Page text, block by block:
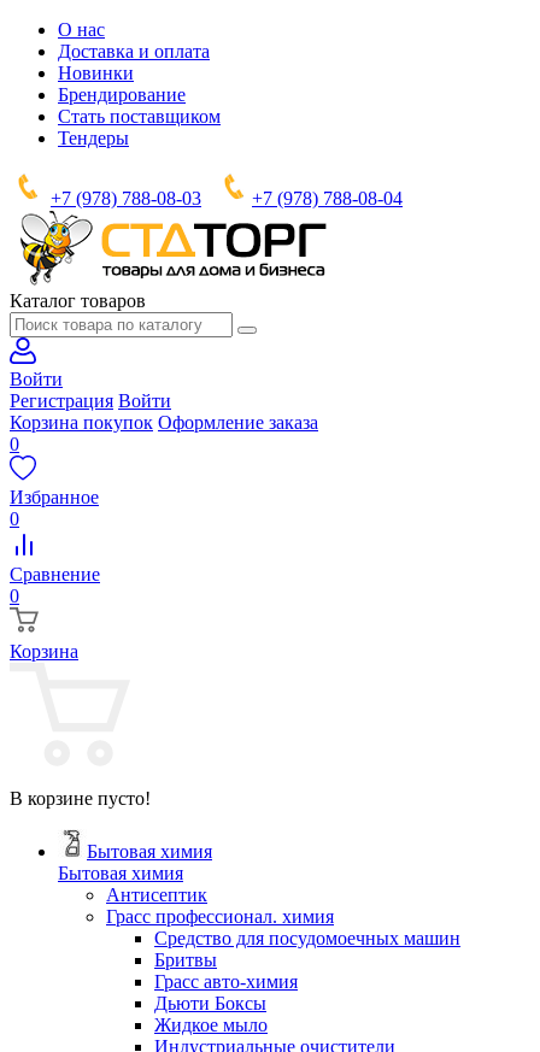
О нас
Доставка и оплата
Новинки
Брендирование
Стать поставщиком
Тендеры
+7 (978) 788-08-03 +7 (978) 788-08-04
Каталог товаров
Войти
Регистрация Войти
Корзина покупок Оформление заказа
0
Избранное
0
Сравнение
0
Корзина
В корзине пусто!
Бытовая химия
Бытовая химия
Антисептик
Грасс профессионал. химия
Cредство для посудомоечных машин
Бритвы
Грасс авто-химия
Дьюти Боксы
Жидкое мыло
Индустриальные очистители